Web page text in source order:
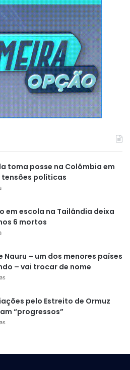
metragem retrata um futuro
amazônica é dominada por
cenário, o protagonista Raoni,
etnia, enfrenta uma jornada de
ancestral diante do avanço
ambiental.
New York Indie Shorts
Pedroza também está nos
International Film
mundo, e no
The Monkey Bread
na Inglaterra.
reforçam a importância do
culturais e do incentivo ao
ampliando
locais e projetando o
toma posse na Colômbia em
tensões políticas
em escola na Tailândia deixa
6 mortos
Nauru – um dos menores países
– vai trocar de nome
pelo Estreito de Ormuz
“progressos”